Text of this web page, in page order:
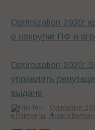
Optimization 2020:
о накрутке ПФ и
Optimization 2020:
управлять
выдаче
Теги: Optimization
и Партнеры
Михаил Волович